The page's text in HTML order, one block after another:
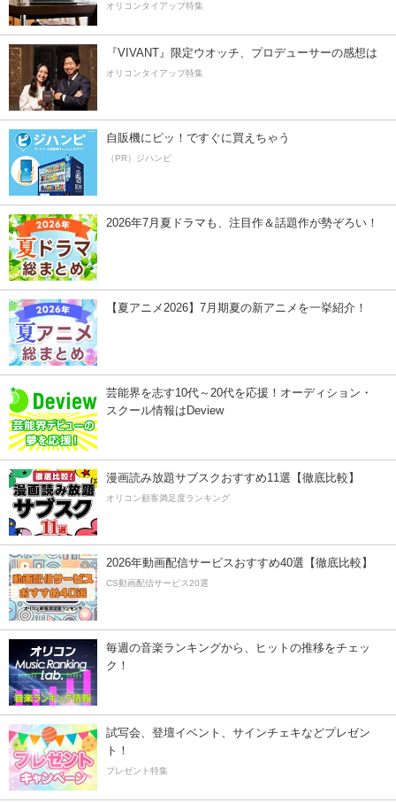
オリコンタイアップ特集
『VIVANT』限定ウオッチ、プロデューサーの感想は
オリコンタイアップ特集
自販機にピッ！ですぐに買えちゃう
（PR）ジハンピ
2026年7月夏ドラマも、注目作＆話題作が勢ぞろい！
【夏アニメ2026】7月期夏の新アニメを一挙紹介！
芸能界を志す10代～20代を応援！オーディション・
スクール情報はDeview
漫画読み放題サブスクおすすめ11選【徹底比較】
オリコン顧客満足度ランキング
2026年動画配信サービスおすすめ40選【徹底比較】
CS動画配信サービス20選
毎週の音楽ランキングから、ヒットの推移をチェッ
ク！
試写会、登壇イベント、サインチェキなどプレゼン
ト！
プレゼント特集